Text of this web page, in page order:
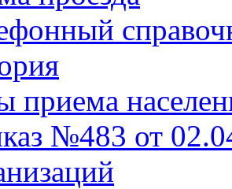
приема
№483 от